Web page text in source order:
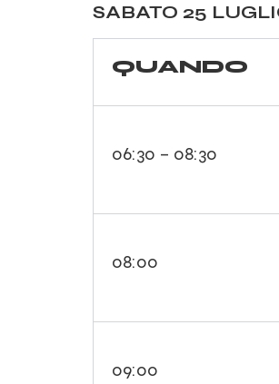
SABATO 25
QUANDO
06:30 – 08:30
08:00
09:00